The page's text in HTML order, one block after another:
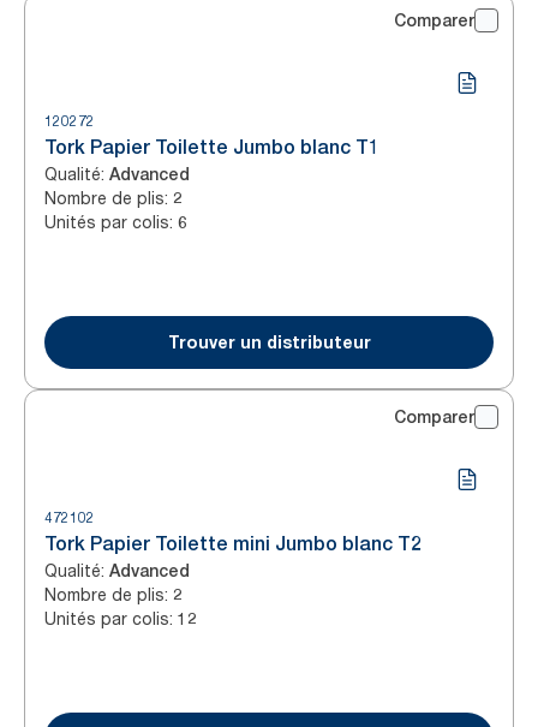
Comparer
120272
Tork Papier Toilette Jumbo blanc T1
Qualité: Advanced
Nombre de plis: 2
Unités par colis: 6
Trouver un distributeur
Comparer
472102
Tork Papier Toilette mini Jumbo blanc T2
Qualité: Advanced
Nombre de plis: 2
Unités par colis: 12